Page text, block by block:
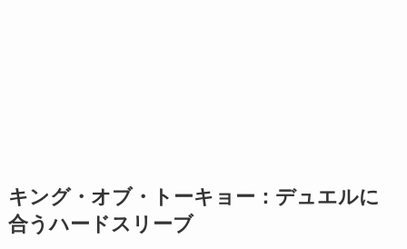
キング・オブ・トーキョー：デュエルに
合うハードスリーブ